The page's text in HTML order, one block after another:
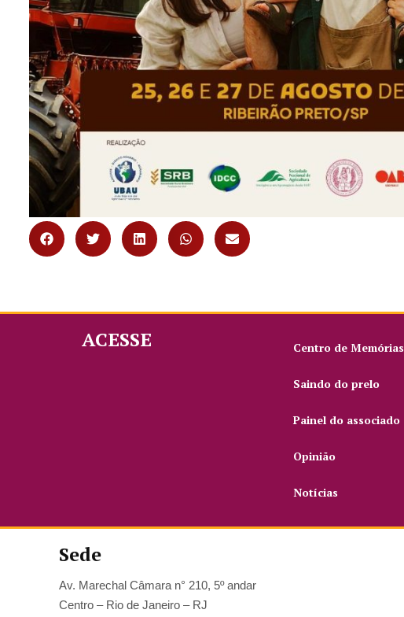
ACESSE Centro de Memórias
Saindo do prelo
Painel do associado
Opinião
Notícias
Sede
Av. Marechal Câmara n° 210, 5º andar
Centro – Rio de Janeiro – RJ